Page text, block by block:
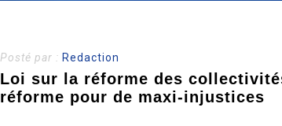
Posté par : Redaction
Loi sur la réforme des
réforme pour de maxi-injustices